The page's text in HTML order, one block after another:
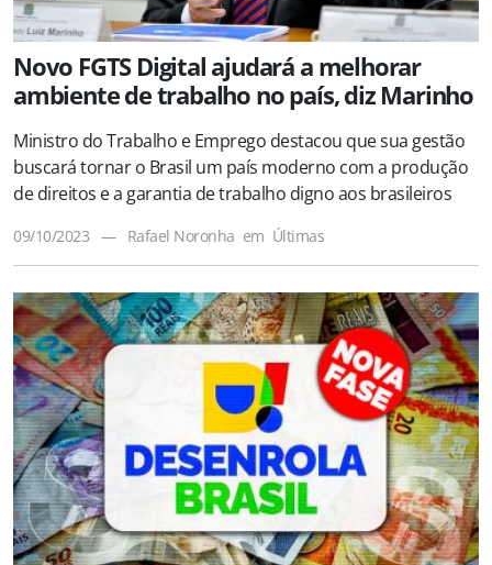
Novo FGTS Digital ajudará a melhorar
ambiente de trabalho no país, diz Marinho
Ministro do Trabalho e Emprego destacou que sua gestão
buscará tornar o Brasil um país moderno com a produção
de direitos e a garantia de trabalho digno aos brasileiros
09/10/2023 — Rafael Noronha em Últimas